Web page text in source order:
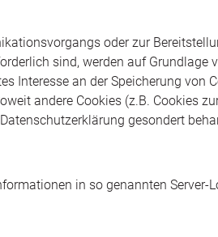
oder zur
sind, werden auf Grundlage
Interesse an der Speicherung von
andere Cookies (z.B. Cookies
gesondert
in so genannten Server-